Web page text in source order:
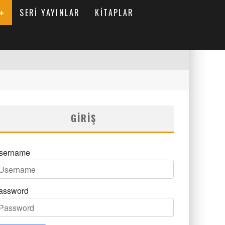
SERI YAYINLAR KITAPLAR
GIRIŞ